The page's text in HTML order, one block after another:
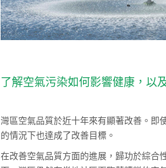
了解空氣污染如何影響健康，以
灣區空氣品質於近十年來有顯著改善。即
的情況下也達成了改善目標。
在改善空氣品質方面的進展，歸功於綜合